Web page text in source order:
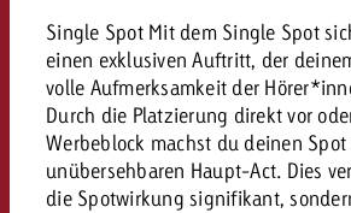
Single Spot Mit dem Single Spot
einen exklusiven Auftritt, der
volle Aufmerksamkeit der
Durch die Platzierung direkt vor
Werbeblock machst du deinen
unübersehbaren Haupt-Act. Dies
die Spotwirkung signifikant,